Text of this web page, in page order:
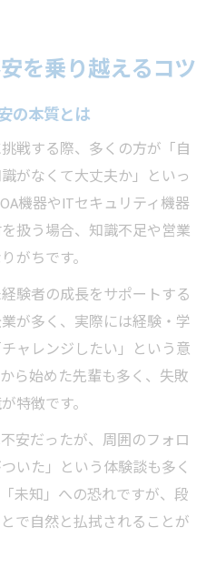
を乗り越えるコツ
の本質とは
戦する際、多くの方が「自
がなくて大丈夫か」といっ
機器やITセキュリティ機器
扱う場合、知識不足や営業
がちです。
験者の成長をサポートする
が多く、実際には経験・学
ャレンジしたい」という意
ら始めた先輩も多く、失敗
特徴です。
安だったが、周囲のフォロ
いた」という体験談も多く
未知」への恐れですが、段
で自然と払拭されることが